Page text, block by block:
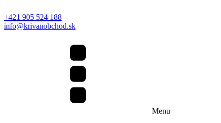
+421 905 524 188
info@krivanobchod.sk
Menu